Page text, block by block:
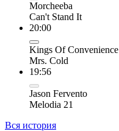
Morcheeba
Can't Stand It
20:00
Kings Of Convenience
Mrs. Cold
19:56
Jason Fervento
Melodia 21
Вся история